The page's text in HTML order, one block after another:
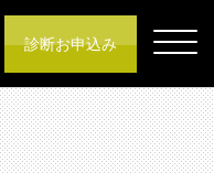
診断お申込み